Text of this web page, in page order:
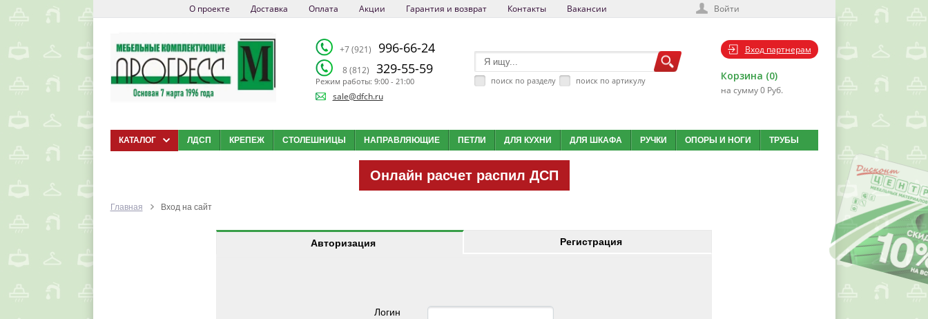
О проекте Доставка Оплата Акции Гарантия и возврат Контакты Вакансии Войти
+7 (921) 996-66-24
8 (812) 329-55-59
Режим работы: 9:00 - 21:00
sale@dfch.ru
поиск по разделу поиск по артикулу
Вход партнерам
Корзина (0)
на сумму 0 Руб.
КАТАЛОГ ЛДСП КРЕПЕЖ СТОЛЕШНИЦЫ НАПРАВЛЯЮЩИЕ ПЕТЛИ ДЛЯ КУХНИ ДЛЯ ШКАФА РУЧКИ ОПОРЫ И НОГИ ТРУБЫ
Онлайн расчет распил ДСП
Главная Вход на сайт
Авторизация Регистрация
Логин